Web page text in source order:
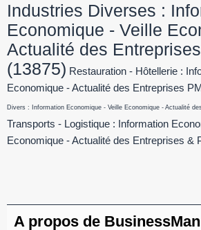
Industries Diverses :
Economique - Veille
Actualité des
(13875) Restauration - Hôtellerie :
Economique - Actualité des Entreprises
Divers : Information Economique - Veille Economique - Actualité
Transports - Logistique : Information
Economique - Actualité des Entreprises &
A propos de